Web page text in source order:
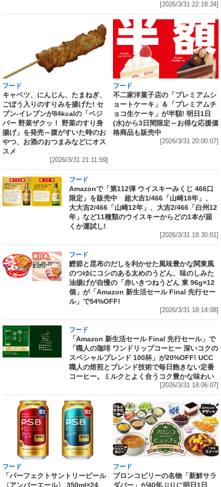
[2026/3/31 22:18:34]
フード
キャベツ、にんじん、たまねぎ、
ごぼう入りのすりみを揚げた! セ
ブン‐イレブンが84kcalの「ベジ
バー 野菜ザクッ！ 野菜のすり身
揚げ」を発売～腹がすいた時のお
やつ、お酒のおつまみなどにオス
スメ
[2026/3/31 21:11:59]
フード
不二家洋菓子店の「プレミアムシ
ョートケーキ」＆「プレミアムチ
ョコ生ケーキ」が半額! 明日1日
(水)から3日間限定～お得な応援価
格商品も販売中
[2026/3/31 20:00:07]
フード
Amazonで「第112弾 ウイスキーみくじ 466口
限定」を販売中 超大吉1/466「山崎18年」、
大大吉2/466「山崎12年」、大吉2/466「白州12
年」など11種類のウイスキーからどの1本が届
くか運試し!
[2026/3/31 18:30:01]
フード
鰹節と昆布のだしを利かせた風味豊かな関東風
のつゆにコシのある太めのうどん、味のしみた
油揚げが自慢の「赤いきつねうどん 東 96g×12
個」が「Amazon 新生活セール Final 先行セー
ル」で54%OFF!
[2026/3/31 18:14:08]
フード
「Amazon 新生活セール Final 先行セール」で
「職人の珈琲 ワンドリップコーヒー 深いコクの
スペシャルブレンド 100杯」が20%OFF! UCC
職人の焙煎とブレンド技術で毎日飽きない定番
コーヒー。ミルクとよく合うコク豊かな味わい
[2026/3/31 18:06:07]
フード
「パーフェクトサントリービール
〈アンバーエール〉 350ml×24
フード
ブロンコビリーの名物「新鮮サラ
ダバー」が40年ぶりに明日1日